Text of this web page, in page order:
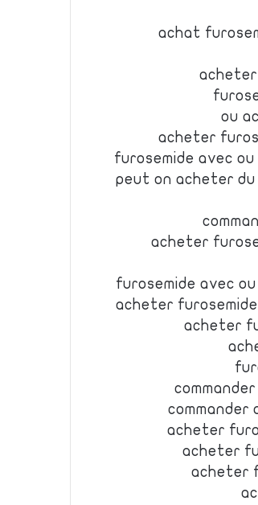
achat
acheter
ou
acheter
furosemide avec
peut on acheter du
acheter
furosemide avec
acheter
acheter
commander
acheter
acheter
acheter